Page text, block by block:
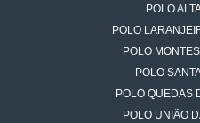
POLO
POLO
POLO
POLO
POLO QUEDAS
POLO UNIÃO